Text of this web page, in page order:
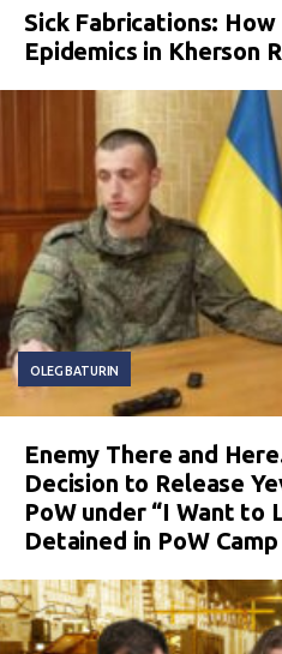
Sick Fabrications: How
Epidemics in Kherson
OLEG BATURIN
Enemy There and
Decision to Release
PoW under “I Want to
Detained in PoW